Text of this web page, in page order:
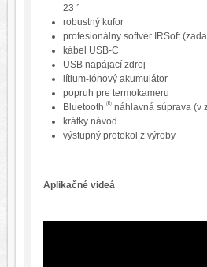
23 °
robustný kufor
profesionálny softvér IRSoft
kábel USB-C
USB napájací zdroj
lítium-iónový akumulátor
popruh pre termokameru
Bluetooth ® náhlavná súprava (v
krátky návod
výstupný protokol z výroby
Aplikačné videá